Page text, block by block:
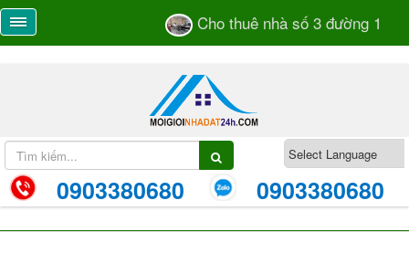
Cho thuê nhà số 3 đường 105
0903380680 0903380680